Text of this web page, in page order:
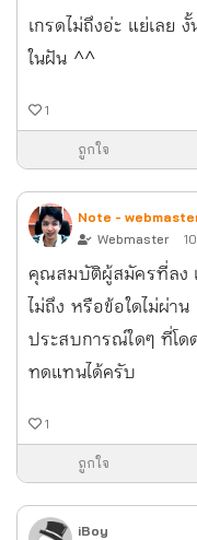
เกรดไม่ถึงอ่ะ แย่เลย
ในฝัน ^^
1
ถูกใจ
Note -
Webmaster
คุณสมบัติผู้สมัครที่ลง
ไม่ถึง หรือข้อใดไม่ผ่
ประสบการณ์ใดๆ ที่โ
ทดแทนได้ครับ
1
ถูกใจ
iBoy